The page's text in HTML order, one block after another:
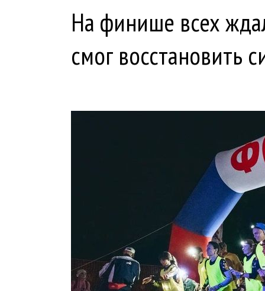
На финише всех
смог восстановить